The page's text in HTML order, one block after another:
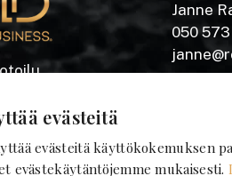
Janne
050
evästeitä
evästeitä käyttökokemuksen
evästekäytäntöjemme mukaisesti.